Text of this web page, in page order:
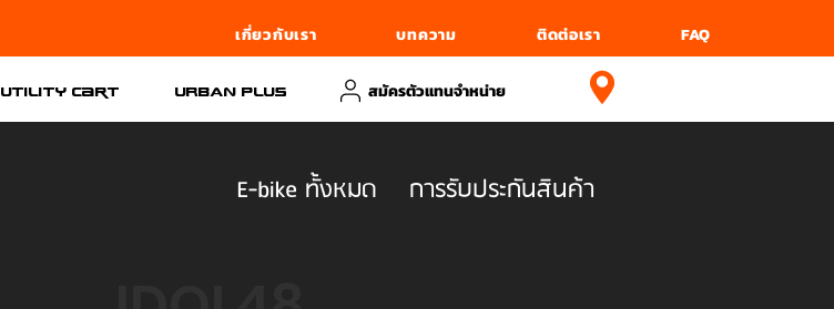
เกี่ยวกับเรา บทความ ติดต่อเรา FAQ
Utility Cart URBAN PLUS สมัครตัวแทนจำหน่าย
การรับประกันสินค้า
E-bike ทั้งหมด